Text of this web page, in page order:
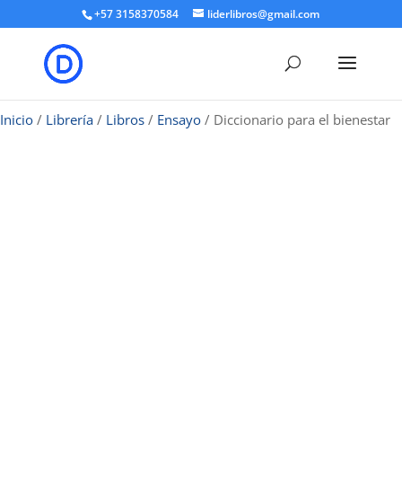
+57 3158370584 liderlibros@gmail.com
Inicio / Librería / Libros / Ensayo / Diccionario para el bienestar